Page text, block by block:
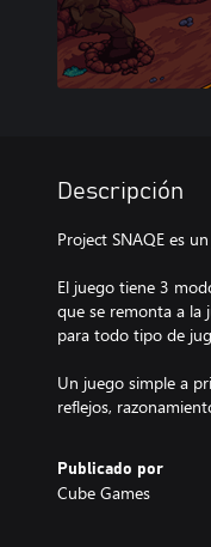
Descripción
Project SNAQE es
El juego tiene 3
que se remonta a la
para todo tipo de
Un juego simple a
reflejos,
Publicado por
Cube Games